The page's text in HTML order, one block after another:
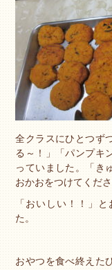
全クラスにひとつず
る～！」「パンプキ
っていました。「き
おかおをつけてくだ
「おいしい！！」
た。
おやつを食べ終えた